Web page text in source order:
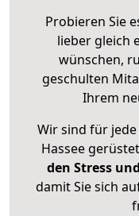
Probieren Sie
lieber gleich
wünschen,
geschulten
Ihrem
Wir sind für
Hassee
den Stress
damit Sie sich